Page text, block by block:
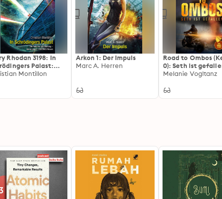
Rhodan 3198: In
Palast:
Rhodan-Zyklus
Montillon
Arkon 1: Der Impuls
Marc A. Herren
Road to Ombos
0): Seth ist
Melanie Vogltanz